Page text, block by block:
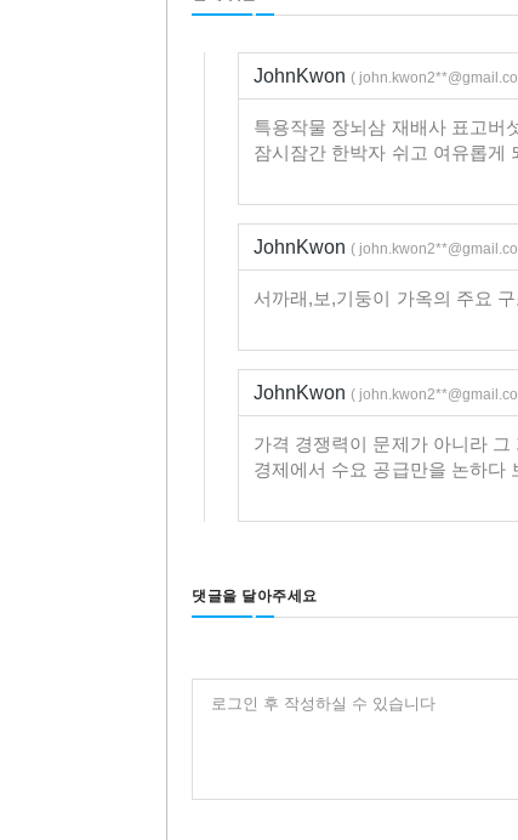
JohnKwon (
특용작물 장뇌삼 재배사 표고버
잠시잠간 한박자 쉬고 여유롭게
JohnKwon (
서까래,보,기둥이 가옥의 주요
JohnKwon (
가격 경쟁력이 문제가 아니라
경제에서 수요 공급만을 논하다
댓글을 달아주세요
로그인 후 작성하실 수 있습니다